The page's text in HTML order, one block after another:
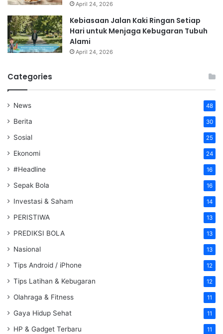
April 24, 2026
Kebiasaan Jalan Kaki Ringan Setiap
Hari untuk Menjaga Kebugaran Tubuh
Alami
April 24, 2026
Categories
News 48
Berita 30
Sosial 25
Ekonomi 24
#Headline 16
Sepak Bola 16
Investasi & Saham 14
PERISTIWA 13
PREDIKSI BOLA 13
Nasional 13
Tips Android / iPhone 12
Tips Latihan & Kebugaran 12
Olahraga & Fitness 11
Gaya Hidup Sehat 11
HP & Gadget Terbaru 11